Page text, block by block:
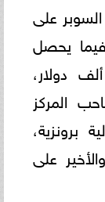
على
فيما يحصل
صاحب المركز الثاني على 125 ألف دولار،
المركز
برونزية،
على